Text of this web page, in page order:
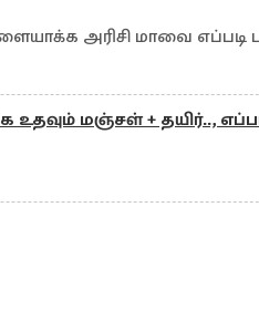
அரிசி மாவை எப்படி
மஞ்சள் + தயிர்..,